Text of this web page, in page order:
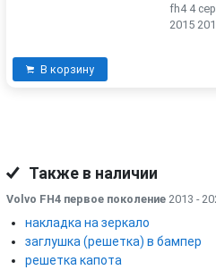
fh4 4
2015
В корзину
Также в наличии
Volvo FH4 первое поколение 2013 -
накладка на зеркало
заглушка (решетка) в бампер
решетка капота